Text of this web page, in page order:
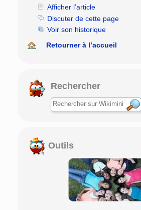
Afficher l’article
Discuter de cette page
Voir son historique
Retourner à l’accueil
Rechercher
Outils